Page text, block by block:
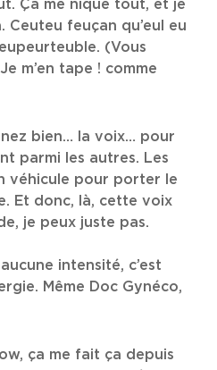
Ça me nique tout, et je
Ceuteu feuçan qu’eul eu
(Vous
m’en tape ! comme
bien… la voix… pour
parmi les autres. Les
véhicule pour porter le
Et donc, là, cette voix
je peux juste pas.
intensité, c’est
Même Doc Gynéco,
ça me fait ça depuis